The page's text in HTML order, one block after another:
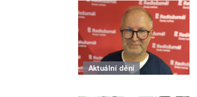
Aktuální dění